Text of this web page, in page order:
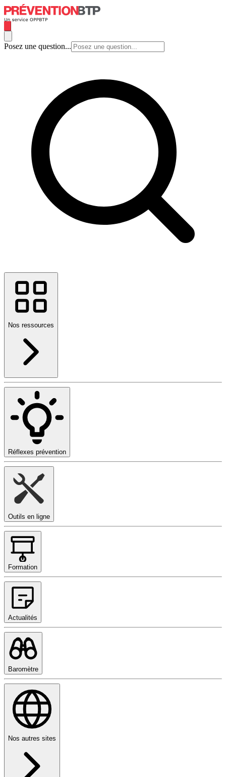
Posez une question...
Nos ressources
Réflexes prévention
Outils en ligne
Formation
Actualités
Baromètre
Nos autres sites